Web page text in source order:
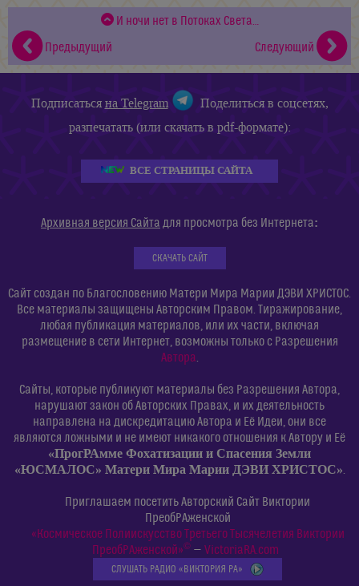
И ночи нет в Потоках Света…
Предыдущий
Следующий
Подписатьсяна Telegram
Поделиться в соцсетях,
разпечатать (или скачать в pdf-формате):
ВСЕ СТРАНИЦЫ САЙТА
Архивная версия Сайта для просмотра без Интернета:
СКАЧАТЬ САЙТ
Сайт создан по Благословению Матери Мира Марии ДЭВИ ХРИСТОС.
Все материалы защищены Авторским Правом. Тиражирование,
любая публикация материалов, или их части, включая
размещение в сети Интернет, возможны только с Разрешения
Автора.
Сайты, которые публикуют материалы без Разрешения Автора,
нарушают закон об Авторских Правах, и их деятельность
направлена на дискредитацию Автора и Её Идеи, они все
являются ложными и не имеют никакого отношения к Автору и Её
«ПрогРАмме Фохатизации и Спасения Земли
«ЮСМАЛОС» Матери Мира Марии ДЭВИ ХРИСТОС».
Приглашаем посетить Авторский Сайт Виктории
ПреобРАженской
«Космическое Полиискусство Третьего Тысячелетия Виктории
ПреобРАженской»©— VictoriaRA.com
СЛУШАТЬ РАДИО «ВИКТОРИЯ РА»